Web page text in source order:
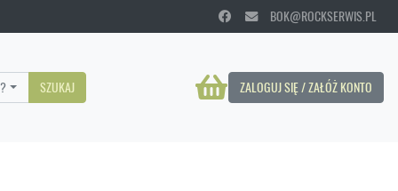
BOK@ROCKSERWIS.PL
ZALOGUJ SIĘ / ZAŁÓŻ KONTO
SZUKAJ